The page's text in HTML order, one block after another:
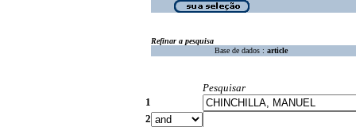
Refinar a pesquisa
Base de dados : article
Pesquisar
1
2